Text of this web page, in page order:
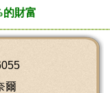
的財富
爾